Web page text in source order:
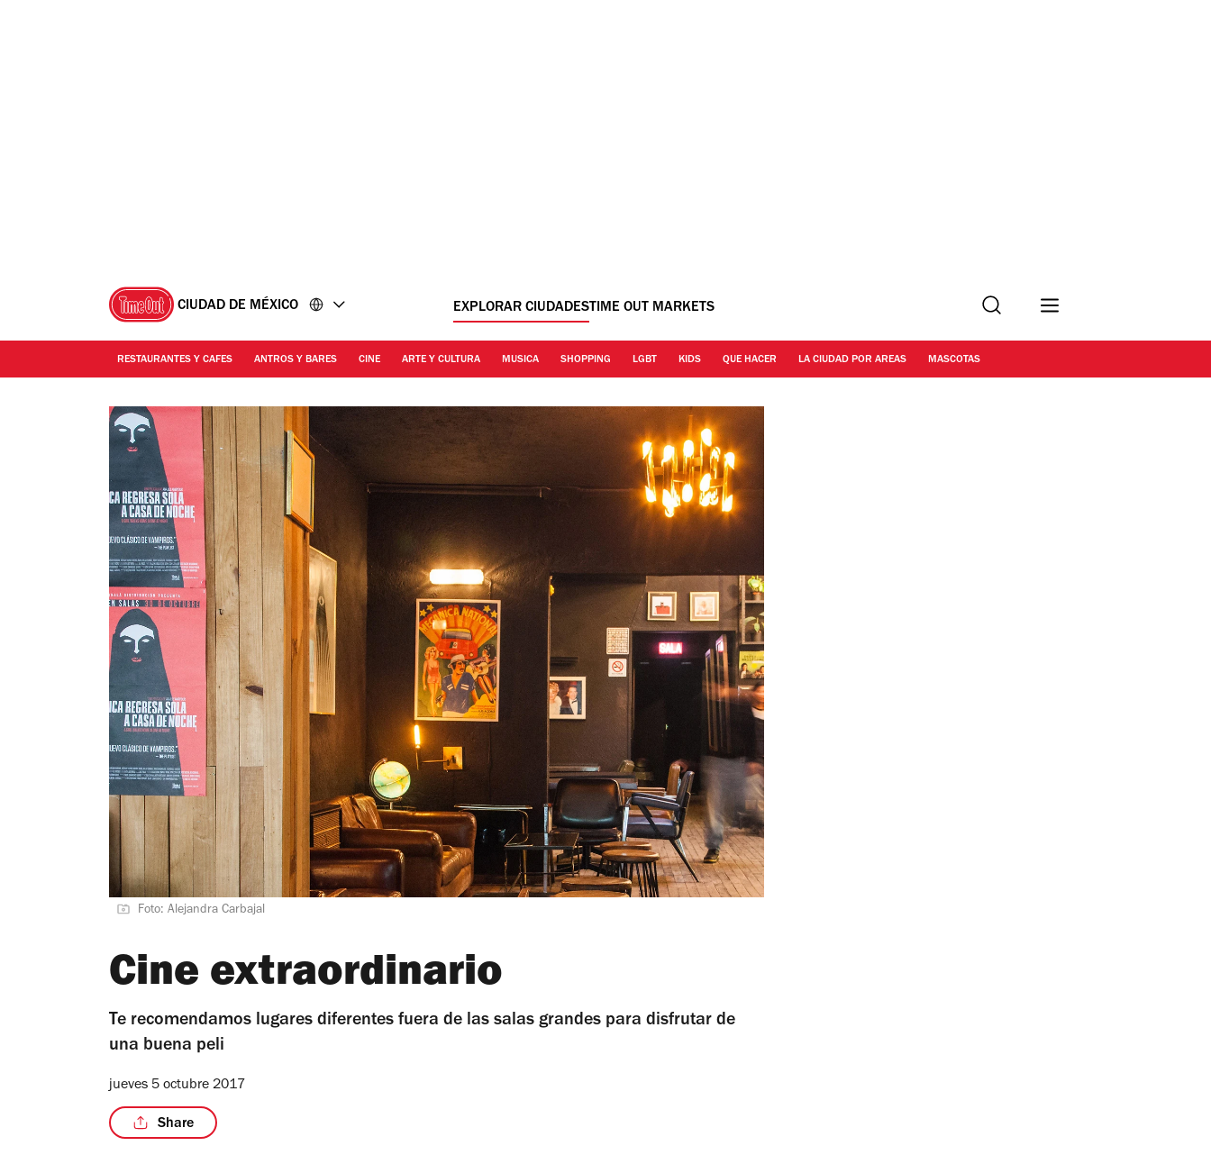
CIUDAD DE MÉXICO EXPLORAR CIUDADESTIME OUT MARKETS Buscar
RESTAURANTES Y CAFES ANTROS Y BARES CINE ARTE Y CULTURA MUSICA SHOPPING LGBT KIDS QUE HACER LA CIUDAD POR AREAS MASCOTAS
Foto: Alejandra Carbajal
Cine extraordinario
Te recomendamos lugares diferentes fuera de las salas grandes para disfrutar de
una buena peli
jueves 5 octubre 2017
Share